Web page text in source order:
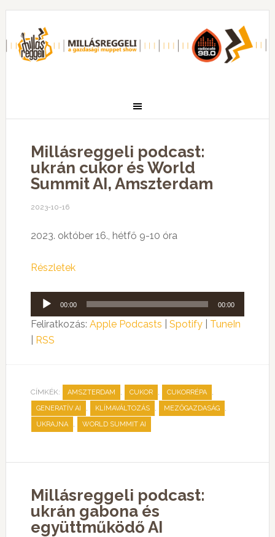
Millásreggeli podcast:
ukrán cukor és World
Summit AI, Amszterdam
2023-10-16
2023. október 16., hétfő 9-10 óra
Részletek
Audió
lejátszó
00:00 00:00
Feliratkozás: Apple Podcasts Spotify| TuneIn
RSS
CÍMKÉK: AMSZTERDAM , CUKOR , CUKORRÉPA ,
GENERATÍV AI , KLÍMAVÁLTOZÁS , MEZŐGAZDASÁG ,
UKRAJNA , WORLD SUMMIT AI
Millásreggeli podcast:
ukrán gabona és
együttműködő AI